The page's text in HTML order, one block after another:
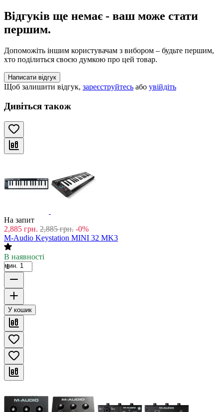
Відгуків ще немає - ваш може стати
першим.
Допоможіть іншим користувачам з вибором – будьте першим,
хто поділиться своєю думкою про цей товар.
Написати відгук
Щоб залишити відгук, зареєструйтесь або увійдіть
Дивіться також
На запит
2,885 грн. 2,885 грн. -0%
M-Audio Keystation MINI 32 MK3
В наявності
мин. 1
У кошик